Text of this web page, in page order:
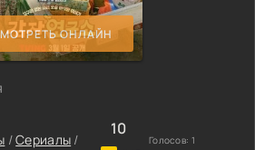
ОНЛАЙН
/Сериалы /
10
Голосов: 1